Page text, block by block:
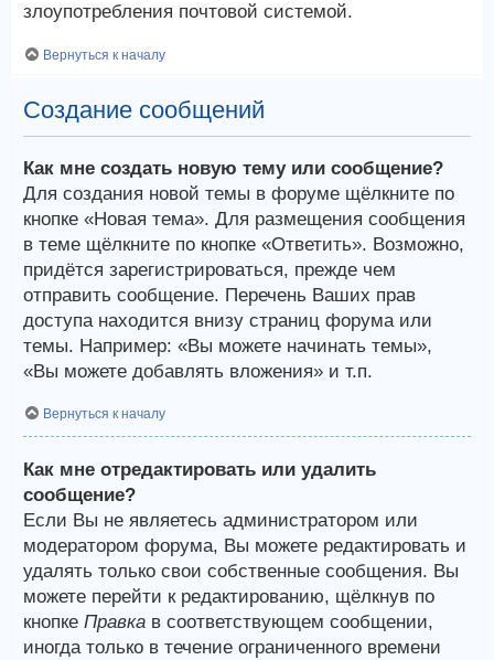
злоупотребления почтовой системой.
Вернуться к началу
Создание сообщений
Как мне создать новую тему или сообщение?
Для создания новой темы в форуме щёлкните по
кнопке «Новая тема». Для размещения сообщения
в теме щёлкните по кнопке «Ответить». Возможно,
придётся зарегистрироваться, прежде чем
отправить сообщение. Перечень Ваших прав
доступа находится внизу страниц форума или
темы. Например: «Вы можете начинать темы»,
«Вы можете добавлять вложения» и т.п.
Вернуться к началу
Как мне отредактировать или удалить
сообщение?
Если Вы не являетесь администратором или
модератором форума, Вы можете редактировать и
удалять только свои собственные сообщения. Вы
можете перейти к редактированию, щёлкнув по
кнопке Правка в соответствующем сообщении,
иногда только в течение ограниченного времени